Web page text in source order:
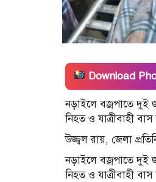
Download
নড়াইলে বজ্রপাতে দুই
নিহত ও যাত্রীবাহী
উজ্জ্বল রায়, জেলা
নড়াইলে বজ্রপাতে দুই
নিহত ও যাত্রীবাহী